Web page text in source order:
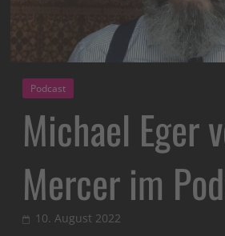
Podcast
Michael Eger
Mercer im
10. August 2022